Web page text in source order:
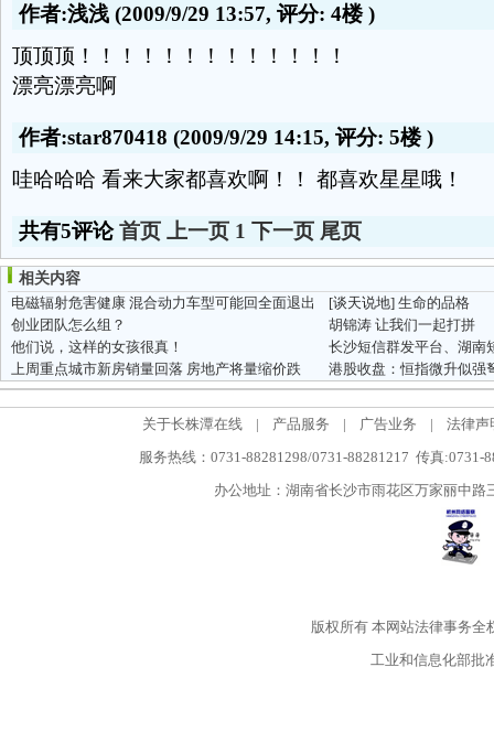
作者:浅浅 (2009/9/29 13:57, 评分: 4楼)
顶顶顶！！！！！！！！！！！！！
漂亮漂亮啊
作者:star870418 (2009/9/29 14:15, 评分: 5楼)
哇哈哈哈 看来大家都喜欢啊！！ 都喜欢星星哦！
共有5评论首页 上一页 1 下一页 尾页
相关内容
电磁辐射危害健康 混合动力车型可能回全面退出
[谈天说地]生命的品格
创业团队怎么组？
胡锦涛 让我们一起打拼
他们说，这样的女孩很真！
上周重点城市新房销量回落 房地产将量缩价跌
关于长株潭在线 | 产品服务 | 广告业务 |
法律声
服务热线：0731-88281298/0731-88281217 传真:0731-
办公地址：湖南省长沙市雨花区万家丽中
版权所有本网站法律事务全
工业和信息化部批